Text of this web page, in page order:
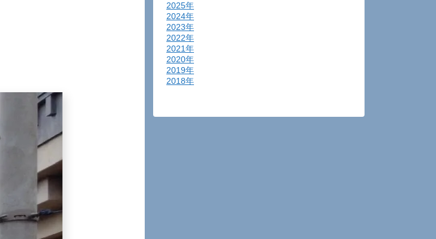
2025年
2024年
2023年
2022年
2021年
2020年
2019年
2018年